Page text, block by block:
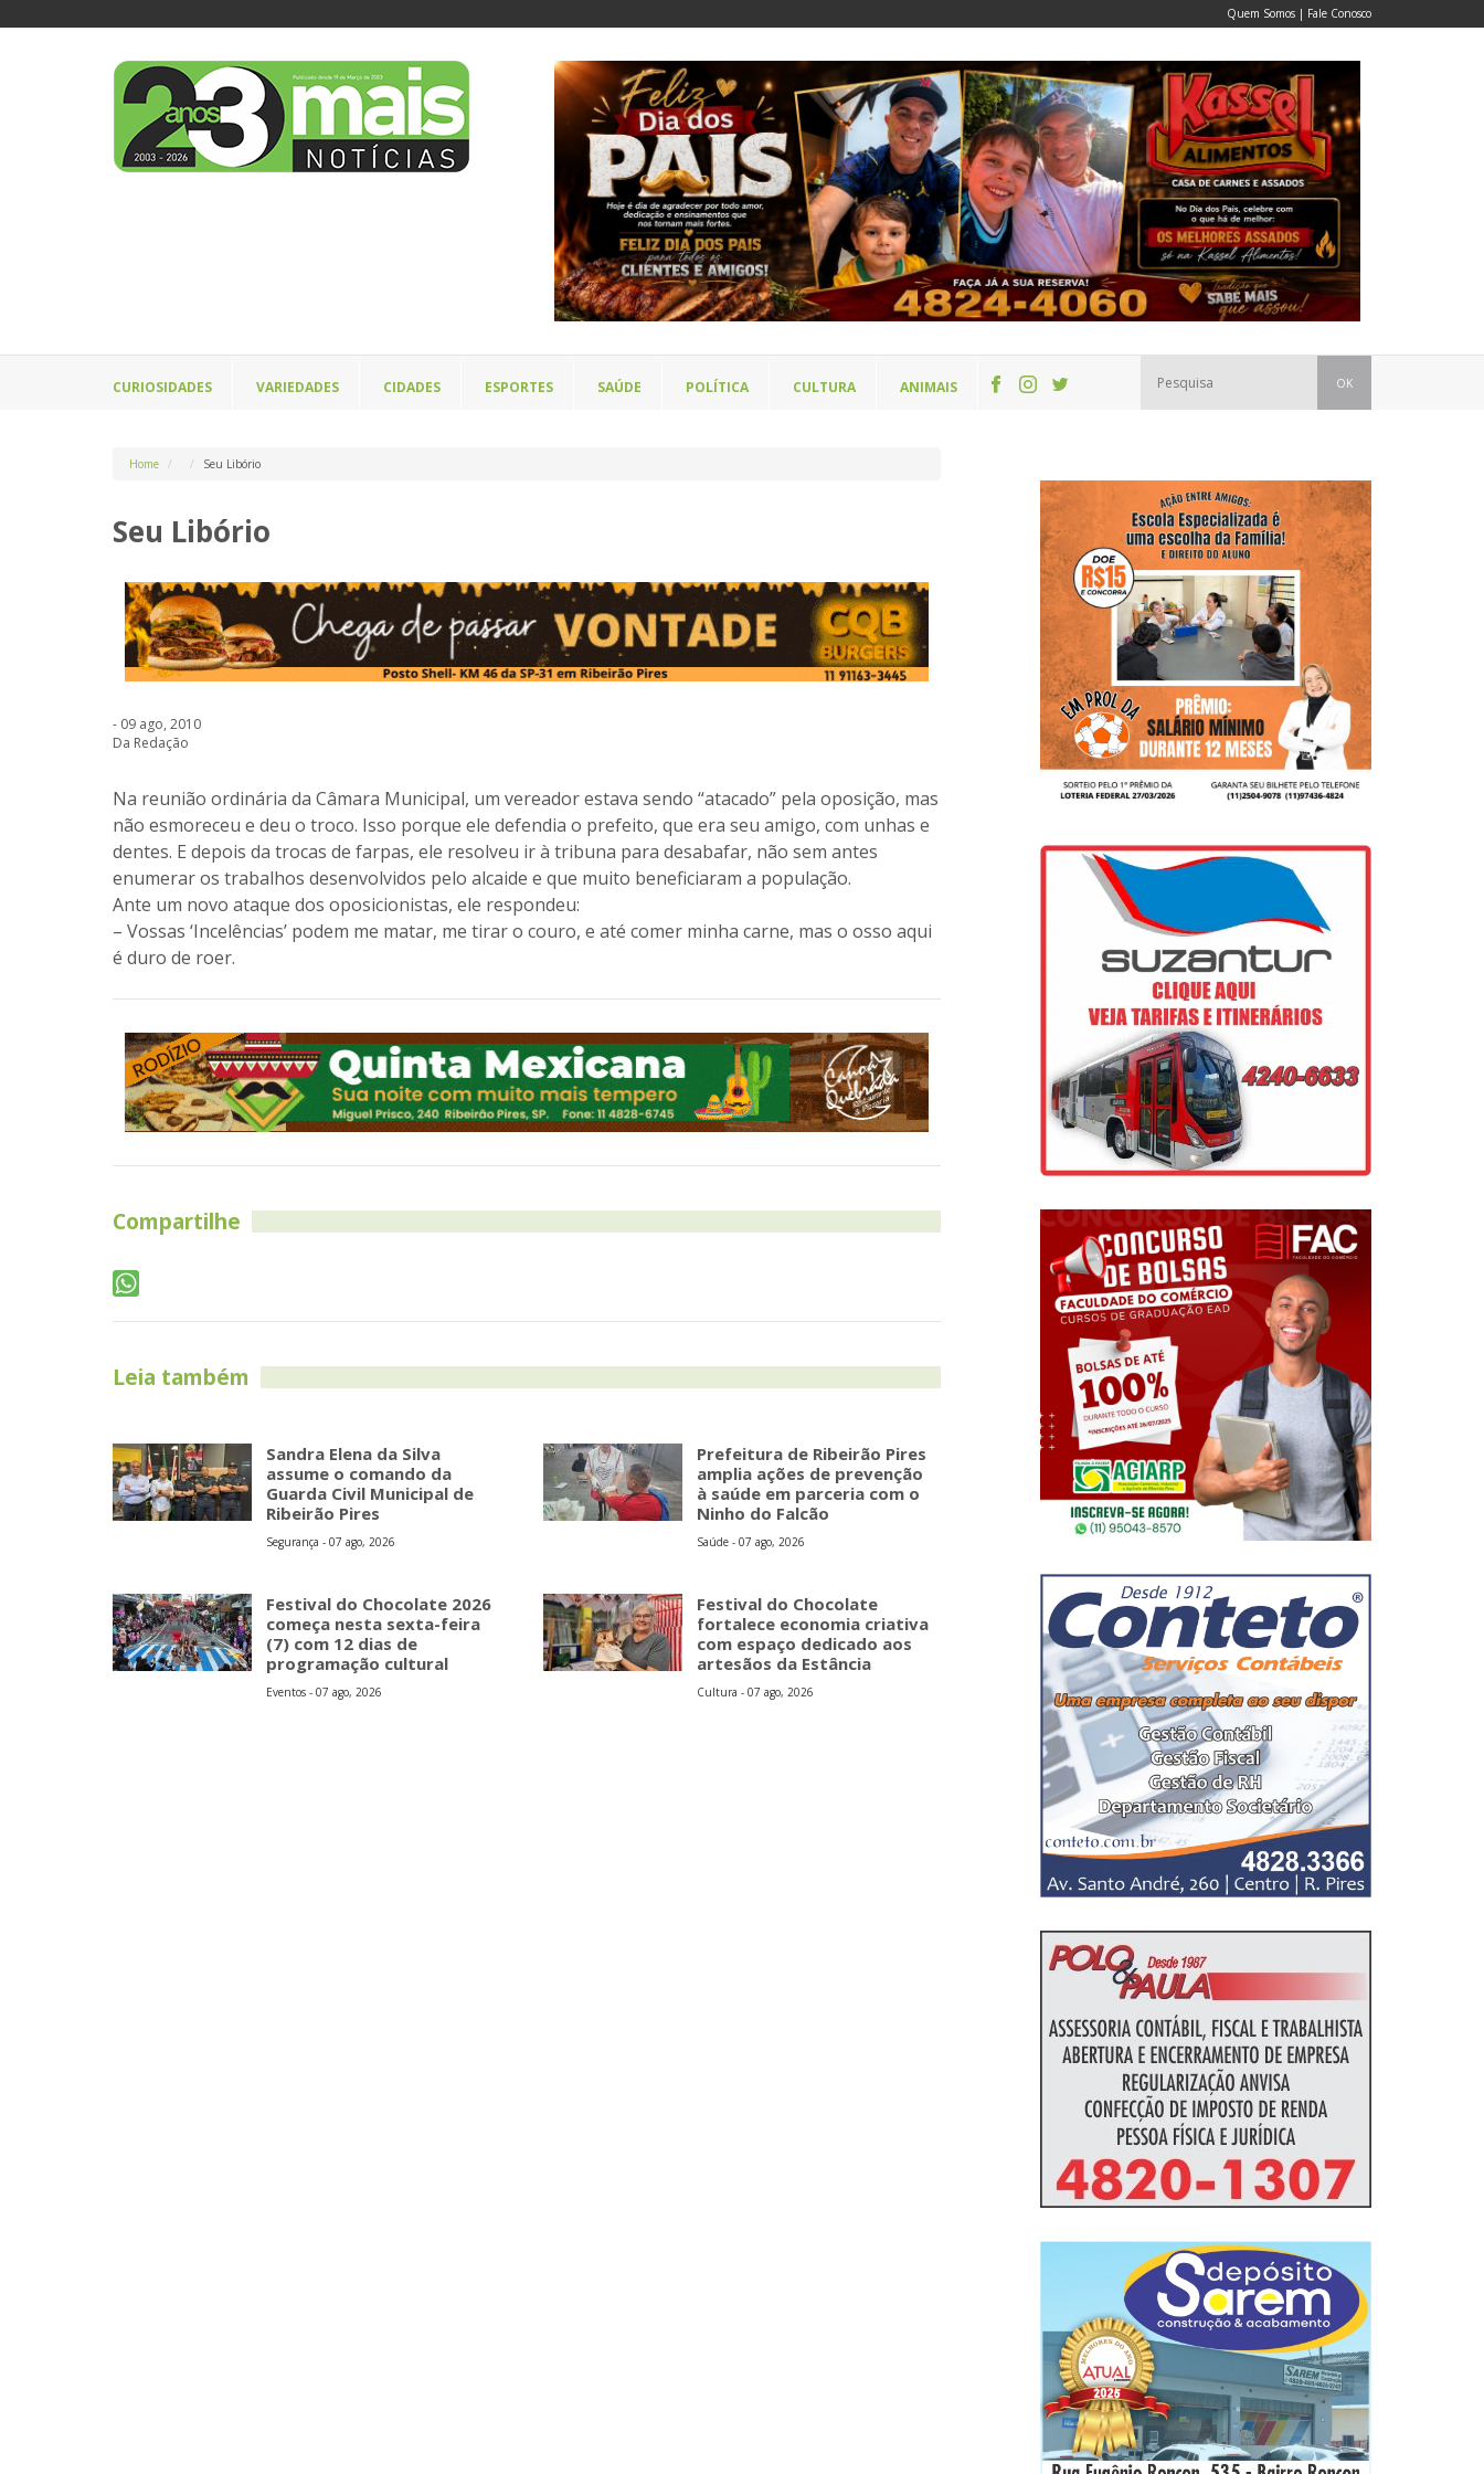
Quem Somos | Fale Conosco
CURIOSIDADES VARIEDADES CIDADES ESPORTES SAÚDE POLÍTICA CULTURA ANIMAIS OK
Home Seu Libório
Seu Libório
- 09 ago, 2010
Da Redação
Na reunião ordinária da Câmara Municipal, um vereador estava sendo “atacado” pela oposição, mas
não esmoreceu e deu o troco. Isso porque ele defendia o prefeito, que era seu amigo, com unhas e
dentes. E depois da trocas de farpas, ele resolveu ir à tribuna para desabafar, não sem antes
enumerar os trabalhos desenvolvidos pelo alcaide e que muito beneficiaram a população.
Ante um novo ataque dos oposicionistas, ele respondeu:
– Vossas ‘Incelências’ podem me matar, me tirar o couro, e até comer minha carne, mas o osso aqui
é duro de roer.
Compartilhe
Leia também
Sandra Elena da Silva
assume o comando da
Guarda Civil Municipal de
Ribeirão Pires
Segurança - 07 ago, 2026
Prefeitura de Ribeirão Pires
amplia ações de prevenção
à saúde em parceria com o
Ninho do Falcão
Saúde - 07 ago, 2026
Festival do Chocolate 2026
começa nesta sexta-feira
(7) com 12 dias de
programação cultural
Eventos - 07 ago, 2026
Festival do Chocolate
fortalece economia criativa
com espaço dedicado aos
artesãos da Estância
Cultura - 07 ago, 2026